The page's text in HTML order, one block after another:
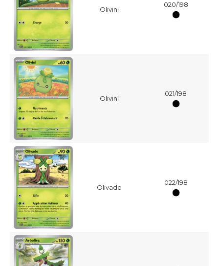
Olivini
020/198
Olivini
021/198
Olivado
022/198